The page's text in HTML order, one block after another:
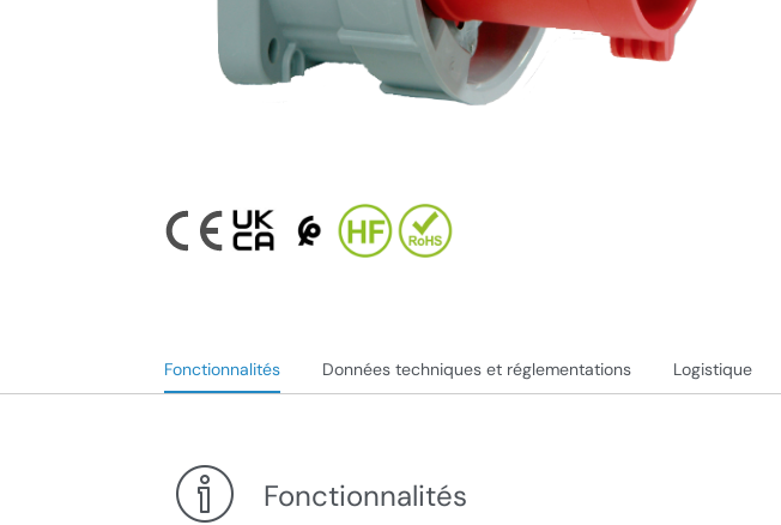
Fonctionnalités Données techniques et réglementations Logistique
Fonctionnalités